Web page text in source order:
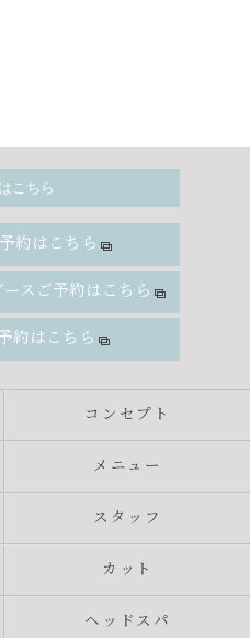
こちら
予約はこちら
ースご予約はこちら
約はこちら
コンセプト
メニュー
スタッフ
カット
ヘッドスパ